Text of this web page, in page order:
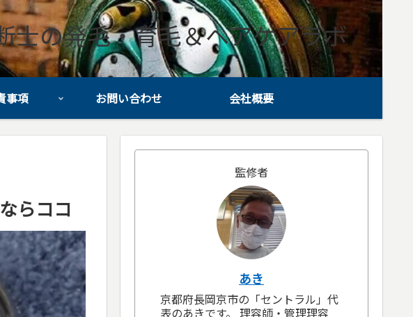
士の発毛・育毛＆ヘアケアラボ
事項 お問い合わせ 会社概要
らココ
監修者
あき
京都府長岡京市の「セントラル」代
表のあきです。 理容師・管理理容